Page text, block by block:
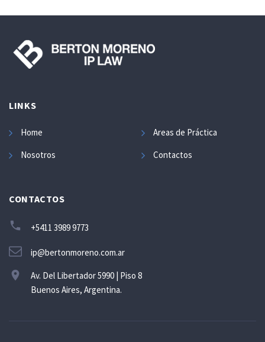
LINKS
Home
Nosotros
Areas de Práctica
Contactos
CONTACTOS
+5411 3989 9773
ip@bertonmoreno.com.ar
Av. Del Libertador 5990 | Piso 8
Buenos Aires, Argentina.